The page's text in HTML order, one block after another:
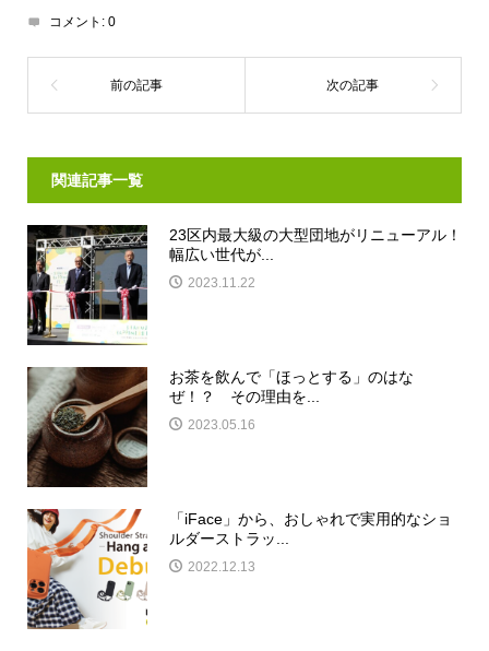
コメント: 0
関連記事一覧
23区内最大級の大型団地がリニューアル！
幅広い世代が...
2023.11.22
お茶を飲んで「ほっとする」のはな
ぜ！？ その理由を...
2023.05.16
「iFace」から、おしゃれで実用的なショ
ルダーストラッ...
2022.12.13